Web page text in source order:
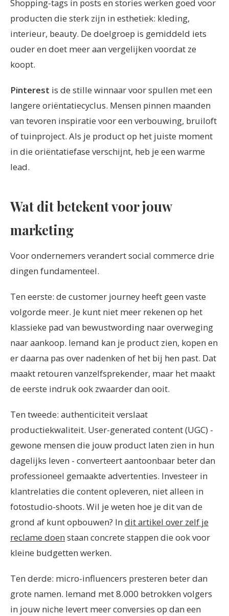
Shopping-tags in posts en stories werken goed voor
producten die sterk zijn in esthetiek: kleding,
interieur, beauty. De doelgroep is gemiddeld iets
ouder en doet meer aan vergelijken voordat ze
koopt.
Pinterest is de stille winnaar voor spullen met een
langere oriëntatiecyclus. Mensen pinnen maanden
van tevoren inspiratie voor een verbouwing, bruiloft
of tuinproject. Als je product op het juiste moment
in die oriëntatiefase verschijnt, heb je een warme
lead.
Wat dit betekent voor jouw
marketing
Voor ondernemers verandert social commerce drie
dingen fundamenteel.
Ten eerste: de customer journey heeft geen vaste
volgorde meer. Je kunt niet meer rekenen op het
klassieke pad van bewustwording naar overweging
naar aankoop. Iemand kan je product zien, kopen en
er daarna pas over nadenken of het bij hen past. Dat
maakt retouren vanzelfsprekender, maar het maakt
de eerste indruk ook zwaarder dan ooit.
Ten tweede: authenticiteit verslaat
productiekwaliteit. User-generated content (UGC) -
gewone mensen die jouw product laten zien in hun
dagelijks leven - converteert aantoonbaar beter dan
professioneel gemaakte advertenties. Investeer in
klantrelaties die content opleveren, niet alleen in
fotostudio-shoots. Wil je weten hoe je dit van de
grond af kunt opbouwen? In dit artikel over zelf je
reclame doen staan concrete stappen die ook voor
kleine budgetten werken.
Ten derde: micro-influencers presteren beter dan
grote namen. Iemand met 8.000 betrokken volgers
in jouw niche levert meer conversies op dan een